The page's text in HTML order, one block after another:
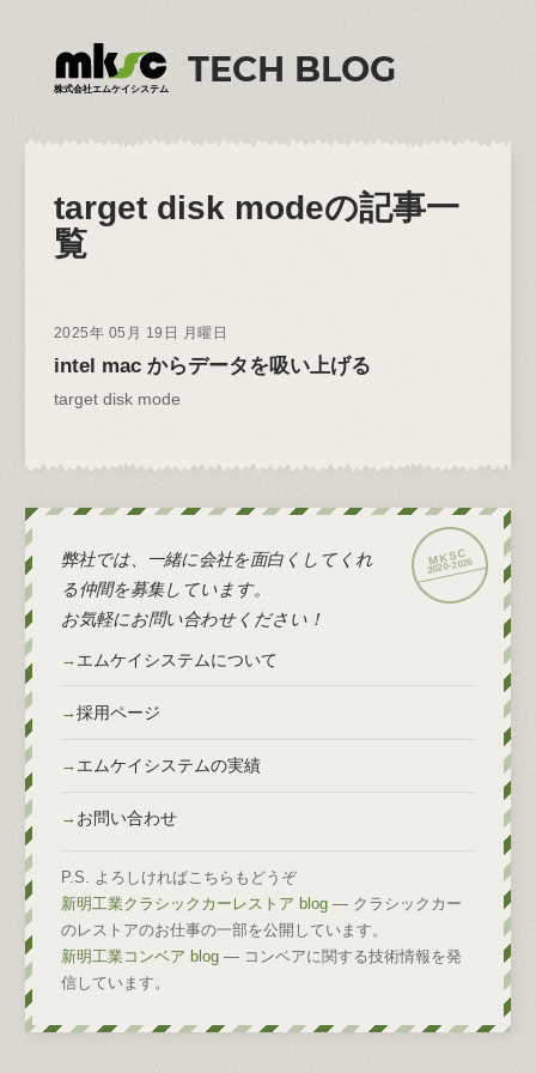
株式会社エムケイシステム TECH BLOG
target disk modeの記事一
覧
2025年 05月 19日 月曜日
intel mac からデータを吸い上げる
target disk mode
2020-2026
弊社では、一緒に会社を面白くしてくれ
る仲間を募集しています。
お気軽にお問い合わせください！
エムケイシステムについて
採用ページ
エムケイシステムの実績
お問い合わせ
P.S. よろしければこちらもどうぞ
新明工業クラシックカーレストア blog — クラシックカー
のレストアのお仕事の一部を公開しています。
新明工業コンベア blog — コンベアに関する技術情報を発
信しています。